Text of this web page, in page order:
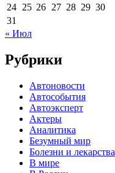
24 25 26 27 28 29 30
31
« Июл
Рубрики
Автоновости
Автособытия
Автоэксперт
Актеры
Аналитика
Безумный мир
Болезни и лекарства
В мире